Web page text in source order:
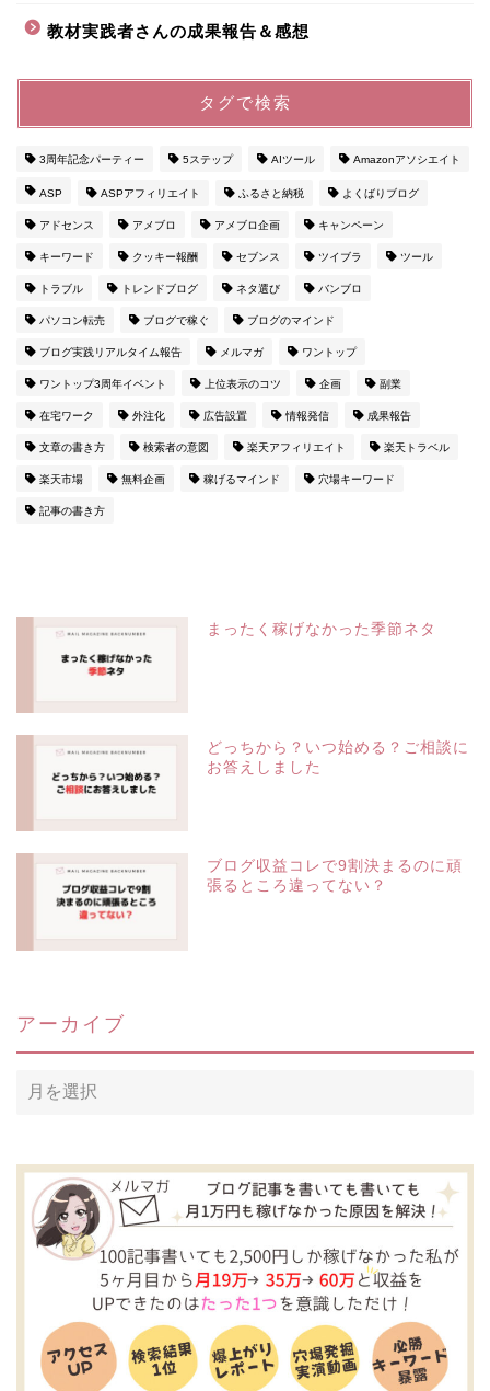
教材実践者さんの成果報告＆感想
タグで検索
3周年記念パーティー 5ステップ AIツール Amazonアソシエイト
ASP ASPアフィリエイト ふるさと納税 よくばりブログ
アドセンス アメブロ アメブロ企画 キャンペーン
キーワード クッキー報酬 セブンス ツイブラ ツール
トラブル トレンドブログ ネタ選び バンブロ
パソコン転売 ブログで稼ぐ ブログのマインド
ブログ実践リアルタイム報告 メルマガ ワントップ
ワントップ3周年イベント 上位表示のコツ 企画 副業
在宅ワーク 外注化 広告設置 情報発信 成果報告
文章の書き方 検索者の意図 楽天アフィリエイト 楽天トラベル
楽天市場 無料企画 稼げるマインド 穴場キーワード
記事の書き方
まったく稼げなかった季節ネタ
どっちから？いつ始める？ご相談に
お答えしました
ブログ収益コレで9割決まるのに頑
張るところ違ってない？
アーカイブ
ア
ー
ブ